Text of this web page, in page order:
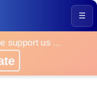
☰
support us ...